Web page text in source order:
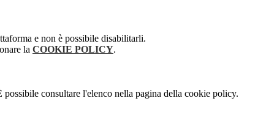
e non è possibile disabilitarli.
la COOKIE POLICY.
consultare l'elenco nella pagina della cookie policy.